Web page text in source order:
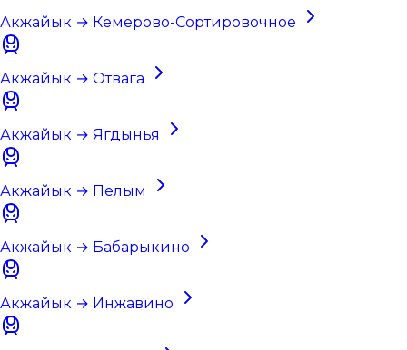
Акжайык → Кемерово-Сортировочное
Акжайык → Отвага
Акжайык → Ягдынья
Акжайык → Пелым
Акжайык → Бабарыкино
Акжайык → Инжавино